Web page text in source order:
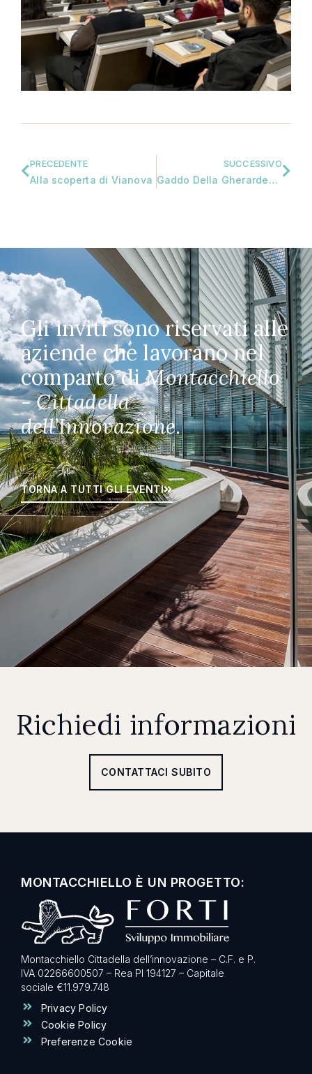
PRECEDENTE
Alla scoperta di Vianova
SUCCESSIVO
Gaddo Della Gherardesca. La passione per la propria terra
Gli inviti sono riservati alle
aziende che lavorano nel
comparto diMontacchiello
- Cittadella
dell’Innovazione.
TORNA A TUTTI GLI EVENTI
Richiedi informazioni
CONTATTACI SUBITO
MONTACCHIELLO È UN PROGETTO:
Montacchiello Cittadella dell’innovazione – C.F. e P.
IVA 02266600507 – Rea PI 194127 – Capitale
sociale €11.979.748
Privacy Policy
Cookie Policy
Preferenze Cookie